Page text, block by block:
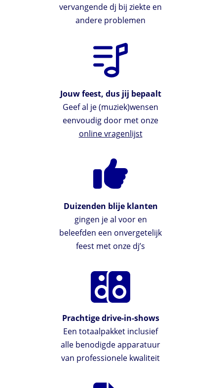
vervangende dj bij ziekte en
andere problemen
Jouw feest, dus jij bepaalt
Geef al je (muziek)wensen
eenvoudig door met onze
online vragenlijst
Duizenden blije klanten
gingen je al voor en
beleefden een onvergetelijk
feest met onze dj’s
Prachtige drive-in-shows
Een totaalpakket inclusief
alle benodigde apparatuur
van professionele kwaliteit